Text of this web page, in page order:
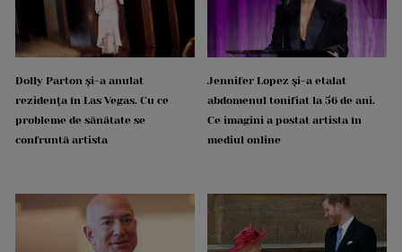
Dolly Parton și-a anulat
rezidența în Las Vegas. Cu ce
probleme de sănătate se
confruntă artista
Jennifer Lopez și-a etalat
abdomenul tonifiat la 56 de ani.
Ce imagini a postat artista în
mediul online